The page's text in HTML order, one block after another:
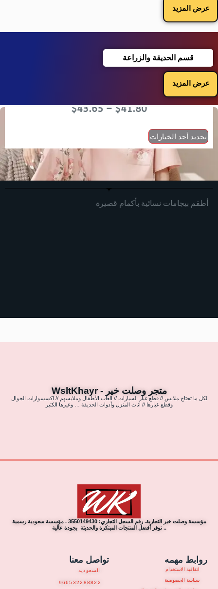
عرض المزيد
قسم الحديقة والزراعة
عرض المزيد
أطقم بيجامات نسائية بأكمام قصيرة
$41.80
–
$43.65
تحديد أحد الخيارات
متجر وصلت خير - WsltKhayr
لكل ما تحتاج ملابس // قطع غيار السيارات // العاب الأطفال وملابسهم // اكسسوارات الجوال
وقطع غيارها // اثاث المنزل وأدوات الحديقة … وغيرها الكثير
مؤسسة وصلت خير التجارية. رقم السجل التجاري: 3550149430 . مؤسسة سعودية رسمية
.. توفر أفضل المنتجات المبتكرة والحديثة بجودة عالية
روابط مهمه
اتفاقية الاستخدام
سياسة الخصوصية
تواصل معنا
السعوديه
966532288822